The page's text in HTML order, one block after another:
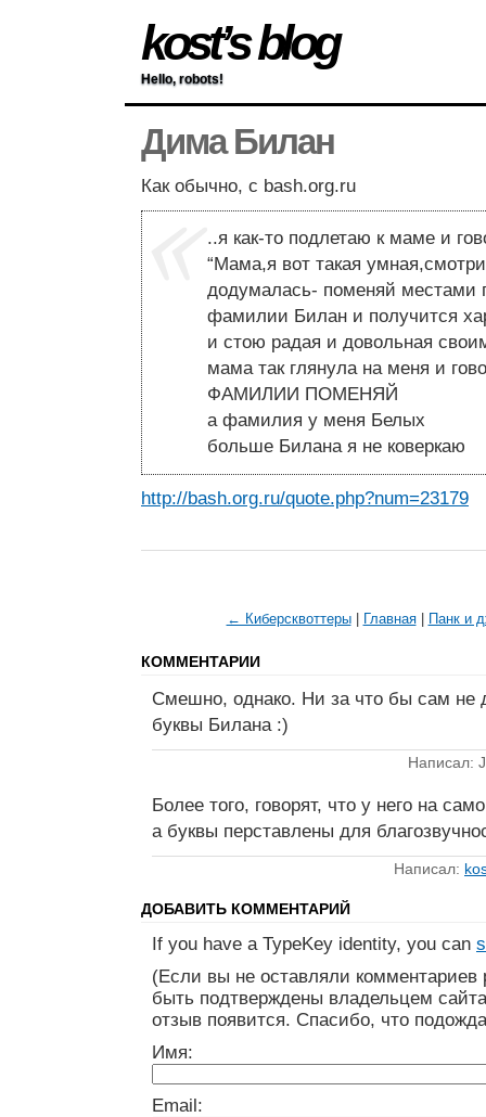
kost’s blog
Hello, robots!
Дима Билан
Как обычно, с bash.org.ru
..я как-то подлетаю к маме и
“Мама,я вот такая
додумалась- поменяй местами
фамилии Билан и получится
и стою радая и довольная
мама так глянула на меня и
ФАМИЛИИ ПОМЕНЯЙ
а фамилия у меня Белых
больше Билана я не коверкаю
http://bash.org.ru/quote.php?num=23179
← Киберсквоттеры| Главная| Панк и
КОММЕНТАРИИ
Смешно, однако. Ни за что бы сам не
буквы Билана :)
Написал:
Более того, говорят, что у него на
а буквы перставлены для
Написал:
ДОБАВИТЬ КОММЕНТАРИЙ
If you have a TypeKey identity, you can
(Если вы не оставляли
быть подтверждены владельцем
отзыв появится. Спасибо, что
Имя:
Email: